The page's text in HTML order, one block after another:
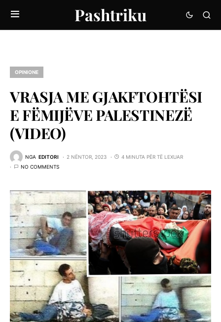
Pashtriku
OPINIONE
VRASJA ME GJAKFTOHTËSI
E FËMIJËVE PALESTINEZË
(VIDEO)
NGA EDITORI 2 NËNTOR, 2023
4 MINUTA PËR TË LEXUAR
NO COMMENTS